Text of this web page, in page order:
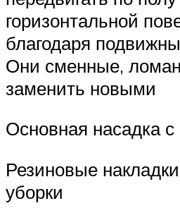
горизонтальной
благодаря
Они сменные,
заменить новыми
Основная насадка с
Резиновые
уборки